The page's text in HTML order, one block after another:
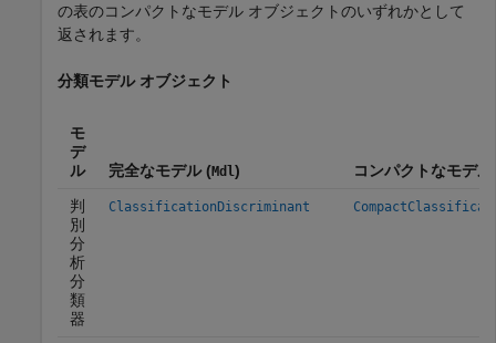
の表のコンパクトなモデル オブジェクトのいずれかとして
返されます。
分類モデル オブジェクト
モ
デ
ル
完全なモデル (Mdl)
コンパクトなモデル
判
別
分
析
分
類
器
ClassificationDiscriminant